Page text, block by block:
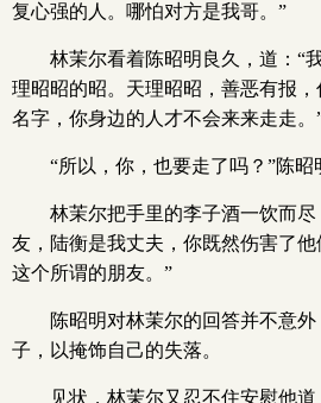
复心强的人。哪怕对方是我哥。”
林茉尔看着陈昭明良久，道：“
理昭昭的昭。天理昭昭，善恶有报
名字，你身边的人才不会来来走走。
“所以，你，也要走了吗？”陈昭
林茉尔把手里的李子酒一饮而尽
友，陆衡是我丈夫，你既然伤害了
这个所谓的朋友。”
陈昭明对林茉尔的回答并不意
子，以掩饰自己的失落。
见状，林茉尔又忍不住安慰他